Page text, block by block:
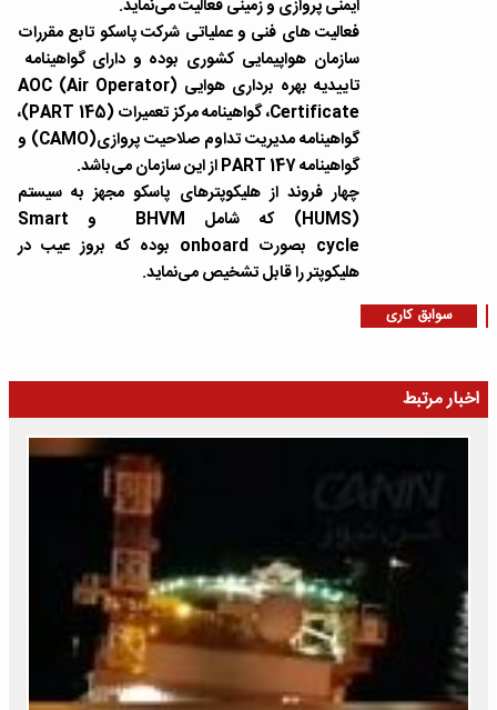
ایمنی پروازی و زمینی فعالیت می‌نماید.
فعالیت های فنی و عملیاتی شرکت پاسکو تابع مقررات
سازمان هواپیمایی کشوری بوده و دارای گواهینامه
تاییدیه بهره برداری هوایی (AOC (Air Operator
Certificate، گواهینامه مرکز تعمیرات (PART 145)،
گواهینامه مدیریت تداوم صلاحیت پروازی(CAMO) و
گواهینامه PART 147 از این سازمان می‌باشد.
چهار فروند از هلیکوپترهای پاسکو مجهز به سیستم
(HUMS) که شامل BHVM و Smart
cycle بصورت onboard بوده که بروز عیب در
هلیکوپتر را قابل تشخیص می‌نماید.
سوابق کاری
اخبار مرتبط